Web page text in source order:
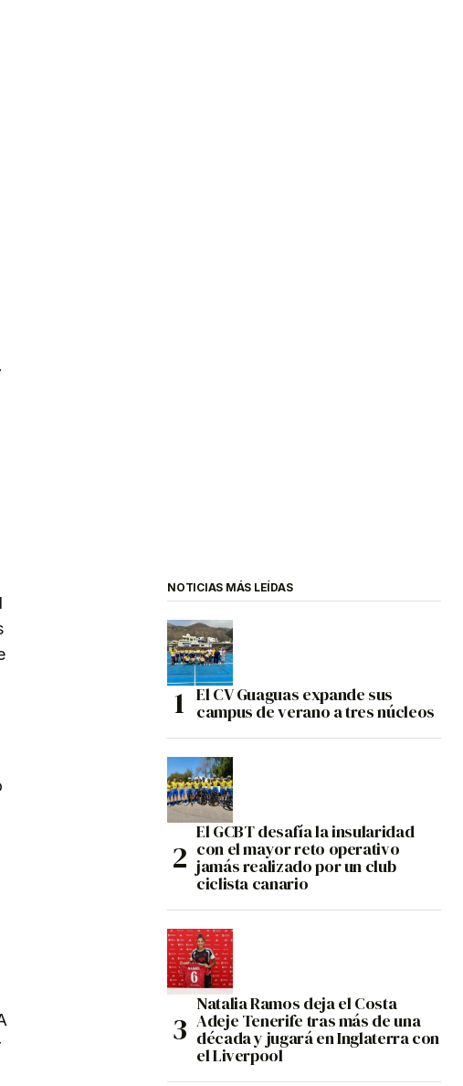
NOTICIAS MÁS LEÍDAS
El CV Guaguas expande sus
campus de verano a tres núcleos
El GCBT desafía la insularidad
con el mayor reto operativo
jamás realizado por un club
ciclista canario
Natalia Ramos deja el Costa
Adeje Tenerife tras más de una
década y jugará en Inglaterra con
el Liverpool